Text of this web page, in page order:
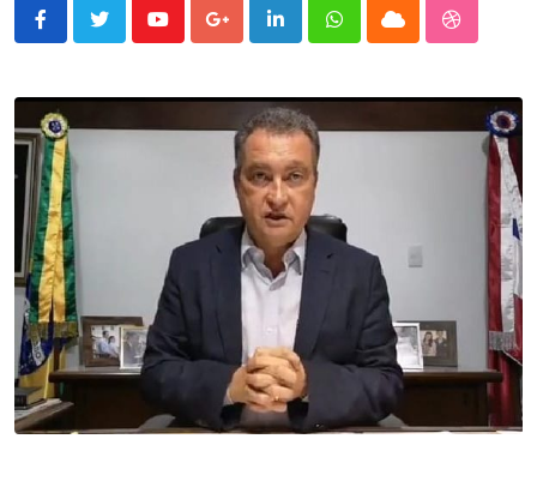
YoutubeGoogle+LinkedInWhatsappCloud